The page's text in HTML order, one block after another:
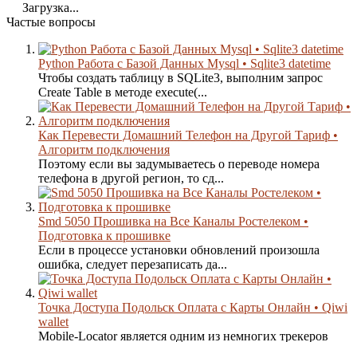
Загрузка...
Частые вопросы
Python Работа с Базой Данных Mysql • Sqlite3 datetime
Чтобы создать таблицу в SQLite3, выполним запрос
Create Table в методе execute(...
Как Перевести Домашний Телефон на Другой Тариф •
Алгоритм подключения
Поэтому если вы задумываетесь о переводе номера
телефона в другой регион, то сд...
Smd 5050 Прошивка на Все Каналы Ростелеком •
Подготовка к прошивке
Если в процессе установки обновлений произошла
ошибка, следует перезаписать да...
Точка Доступа Подольск Оплата с Карты Онлайн • Qiwi
wallet
Mobile-Locator является одним из немногих трекеров